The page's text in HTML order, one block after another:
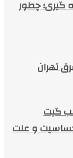
گیری؛ چطور
تهران
گیت
و علت